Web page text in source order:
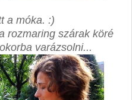
a móka. :)
rozmaring szárak köré
varázsolni...